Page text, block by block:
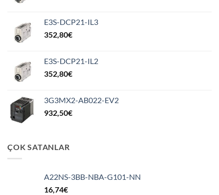
E3S-DCP21-IL3
352,80€
E3S-DCP21-IL2
352,80€
3G3MX2-AB022-EV2
932,50€
ÇOK SATANLAR
A22NS-3BB-NBA-G101-NN
16,74€